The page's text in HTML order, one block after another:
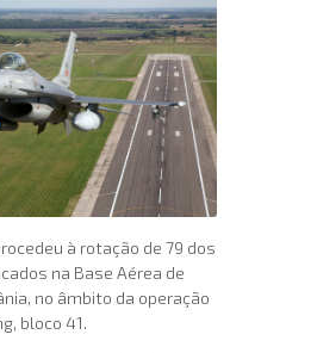
à rotação de 79 dos
na Base Aérea de
no âmbito da operação
bloco 41.